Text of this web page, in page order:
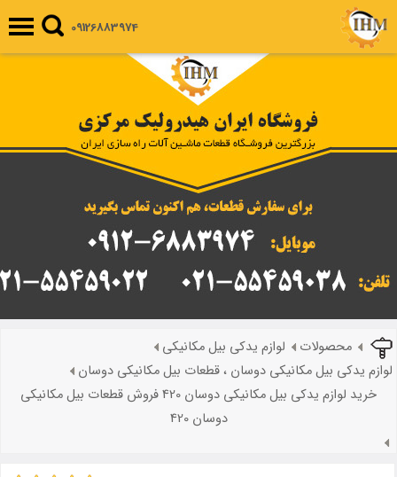
09126883974
محصولات
لوازم یدکی بیل مکانیکی
لوازم یدکی بیل مکانیکی دوسان ، قطعات بیل مکانیکی دوسان
خرید لوازم یدکی بیل مکانیکی دوسان 420 فروش قطعات بیل مکانیکی
دوسان 420